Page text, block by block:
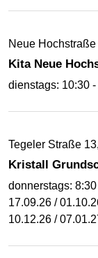
Neue
Kita Neue
dienstags: 10:30
Tegeler Straße
Kristall
donnerstags:
17.09.26 /
10.12.26 /